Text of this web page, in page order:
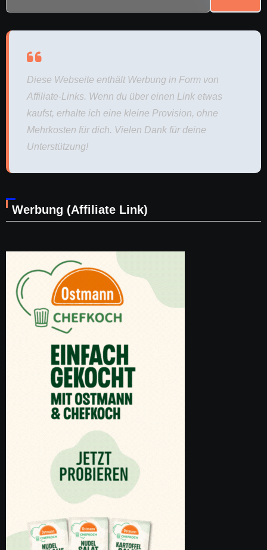
Diese Webseite enthält Werbung in Form von
Affiliate-Links. Wenn du über einen Link etwas
kaufst, erhalte ich eine kleine Provision, ohne
Mehrkosten für dich. Vielen Dank für deine
Unterstützung!
Werbung (Affiliate Link)